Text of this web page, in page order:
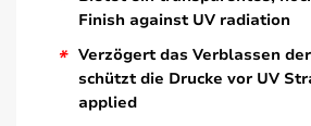
Finish against UV radiation
* Verzögert das Verblassen
schützt die Drucke vor UV
applied